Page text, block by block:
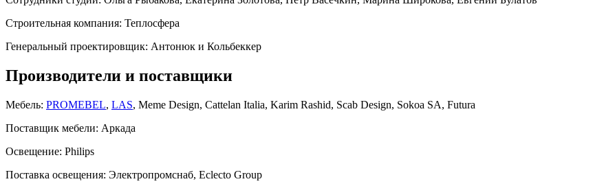
Строительная компания: Теплосфера
Генеральный проектировщик: Антонюк и Кольбеккер
Производители и поставщики
Мебель: PROMEBEL, LAS, Meme Design, Cattelan Italia, Karim Rashid, Scab Design, Sokoa SA, Futura
Поставщик мебели: Аркада
Освещение: Philips
Поставка освещения: Электропромснаб, Eclecto Group